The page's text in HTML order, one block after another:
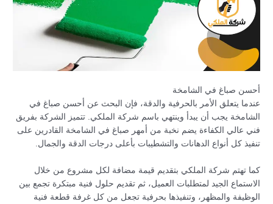
أحسن صباغ في الشامخة
عندما يتعلق الأمر بالحرفية والدقة، فإن البحث عن أحسن صباغ في
الشامخة يجب أن يبدأ وينتهي باسم شركة الملكي. تتميز الشركة بفريق
فني عالي الكفاءة يضم نخبة من أمهر صباغ في الشامخة القادرين على
تنفيذ كل أنواع الدهانات والتشطيبات بأعلى درجات الدقة والجمال.
كما تهتم شركة الملكي بتقديم قيمة مضافة لكل مشروع من خلال
الاستماع الجيد لمتطلبات العميل، ثم تقديم حلول فنية مبتكرة تجمع بين
الوظيفة والمظهر، وتنفيذها بحرفية تجعل من كل غرفة قطعة فنية